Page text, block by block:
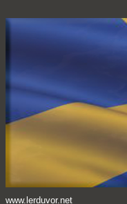
www.lerduvor.net